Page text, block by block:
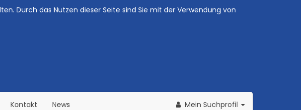
Durch das Nutzen dieser Seite sind Sie mit der Verwendung von
Kontakt News Mein Suchprofil